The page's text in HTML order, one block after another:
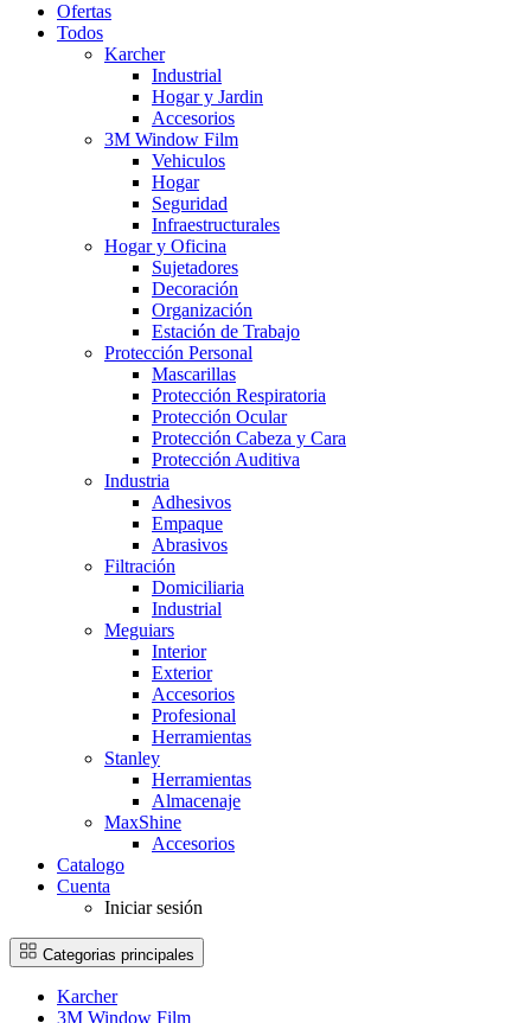
Ofertas
Todos
Karcher
Industrial
Hogar y Jardin
Accesorios
3M Window Film
Vehiculos
Hogar
Seguridad
Infraestructurales
Hogar y Oficina
Sujetadores
Decoración
Organización
Estación de Trabajo
Protección Personal
Mascarillas
Protección Respiratoria
Protección Ocular
Protección Cabeza y Cara
Protección Auditiva
Industria
Adhesivos
Empaque
Abrasivos
Filtración
Domiciliaria
Industrial
Meguiars
Interior
Exterior
Accesorios
Profesional
Herramientas
Stanley
Herramientas
Almacenaje
MaxShine
Accesorios
Catalogo
Cuenta
Iniciar sesión
Categorias principales
Karcher
3M Window Film